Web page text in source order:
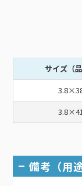
サイズ（品
備考（用